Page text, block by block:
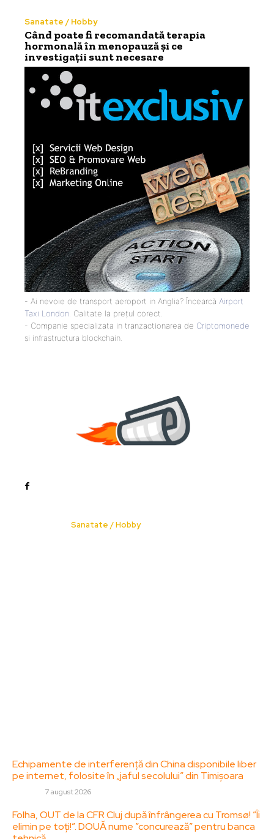
Sanatate / Hobby
Când poate fi recomandată terapia
hormonală în menopauză și ce
investigații sunt necesare
- Ai nevoie de transport aeroport in Anglia? Încearcă Airport
Taxi London . Calitate la prețul corect.
- Companie specializata in tranzactionarea de Criptomonede
si infrastructura blockchain.
Sanatate / Hobby
Echipamente de interferență din China disponibile liber
pe internet, folosite în „jaful secolului” din Timișoara
7 august 2026
Folha, OUT de la CFR Cluj după înfrângerea cu Tromsø! ”Îi
elimin pe toți!”. DOUĂ nume ”concurează” pentru banca